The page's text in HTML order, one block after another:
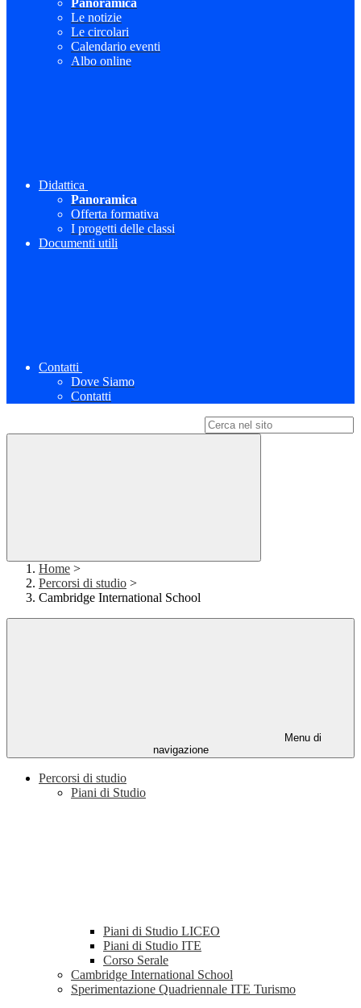
Panoramica
Le notizie
Le circolari
Calendario eventi
Albo online
Didattica
Panoramica
Offerta formativa
I progetti delle classi
Documenti utili
Contatti
Dove Siamo
Contatti
Home >
Percorsi di studio >
Cambridge International School
Menu di
navigazione
Percorsi di studio
Piani di Studio
Piani di Studio LICEO
Piani di Studio ITE
Corso Serale
Cambridge International School
Sperimentazione Quadriennale ITE Turismo